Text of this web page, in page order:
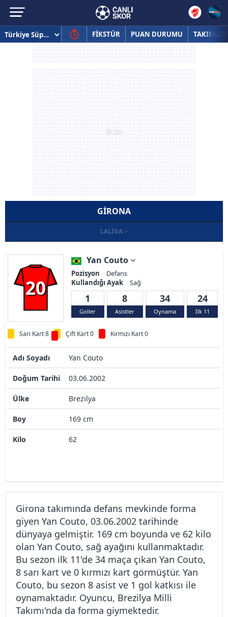
FİKSTÜR PUAN DURUMU TAKIMLAR
GIRONA
LALIGA
20
Yan Couto
Pozisyon
Defans
Kullandığı Ayak
Sağ
1
Goller
8
Asistler
34
Oynama
24
İlk 11
Sarı Kart 8 Çift Kart 0 Kırmızı Kart 0
Adı Soyadı Yan Couto
Doğum Tarihi 03.06.2002
Ülke Brezilya
Boy 169 cm
Kilo 62
Girona takımında defans mevkinde forma
giyen Yan Couto, 03.06.2002 tarihinde
dünyaya gelmiştir. 169 cm boyunda ve 62 kilo
olan Yan Couto, sağ ayağını kullanmaktadır.
Bu sezon ilk 11'de 34 maça çıkan Yan Couto,
8 sarı kart ve 0 kırmızı kart görmüştür. Yan
Couto, bu sezon 8 asist ve 1 gol katkısı ile
oynamaktadır. Oyuncu, Brezilya Milli
Takımı'nda da forma giymektedir.